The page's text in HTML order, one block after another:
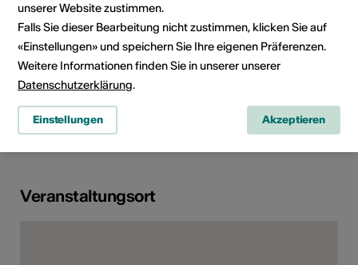
Rubrik
Art der Veranstaltung
Veranstaltungsort
unserer Website zustimmen.
Falls Sie dieser Bearbeitung nicht zustimmen, klicken Sie auf
«Einstellungen» und speichern Sie Ihre eigenen Präferenzen.
Weitere Informationen finden Sie in unserer unserer
Datenschutzerklärung.
Einstellungen Akzeptieren